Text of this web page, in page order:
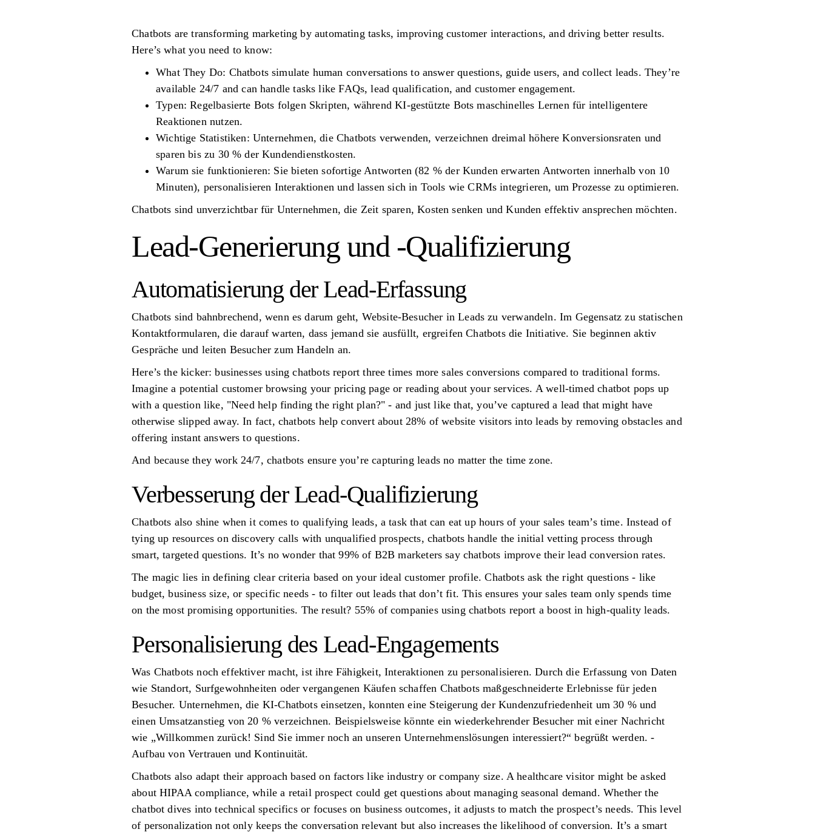
Chatbots are transforming marketing by automating tasks, improving customer interactions, and driving better results.
Here’s what you need to know:
What They Do: Chatbots simulate human conversations to answer questions, guide users, and collect leads. They’re
available 24/7 and can handle tasks like FAQs, lead qualification, and customer engagement.
Typen: Regelbasierte Bots folgen Skripten, während KI-gestützte Bots maschinelles Lernen für intelligentere
Reaktionen nutzen.
Wichtige Statistiken: Unternehmen, die Chatbots verwenden, verzeichnen dreimal höhere Konversionsraten und
sparen bis zu 30 % der Kundendienstkosten.
Warum sie funktionieren: Sie bieten sofortige Antworten (82 % der Kunden erwarten Antworten innerhalb von 10
Minuten), personalisieren Interaktionen und lassen sich in Tools wie CRMs integrieren, um Prozesse zu optimieren.
Chatbots sind unverzichtbar für Unternehmen, die Zeit sparen, Kosten senken und Kunden effektiv ansprechen möchten.
Lead-Generierung und -Qualifizierung
Automatisierung der Lead-Erfassung
Chatbots sind bahnbrechend, wenn es darum geht, Website-Besucher in Leads zu verwandeln. Im Gegensatz zu statischen
Kontaktformularen, die darauf warten, dass jemand sie ausfüllt, ergreifen Chatbots die Initiative. Sie beginnen aktiv
Gespräche und leiten Besucher zum Handeln an.
Here’s the kicker: businesses using chatbots report three times more sales conversions compared to traditional forms.
Imagine a potential customer browsing your pricing page or reading about your services. A well-timed chatbot pops up
with a question like, "Need help finding the right plan?" - and just like that, you’ve captured a lead that might have
otherwise slipped away. In fact, chatbots help convert about 28% of website visitors into leads by removing obstacles and
offering instant answers to questions.
And because they work 24/7, chatbots ensure you’re capturing leads no matter the time zone.
Verbesserung der Lead-Qualifizierung
Chatbots also shine when it comes to qualifying leads, a task that can eat up hours of your sales team’s time. Instead of
tying up resources on discovery calls with unqualified prospects, chatbots handle the initial vetting process through
smart, targeted questions. It’s no wonder that 99% of B2B marketers say chatbots improve their lead conversion rates.
The magic lies in defining clear criteria based on your ideal customer profile. Chatbots ask the right questions - like
budget, business size, or specific needs - to filter out leads that don’t fit. This ensures your sales team only spends time
on the most promising opportunities. The result? 55% of companies using chatbots report a boost in high-quality leads.
Personalisierung des Lead-Engagements
Was Chatbots noch effektiver macht, ist ihre Fähigkeit, Interaktionen zu personalisieren. Durch die Erfassung von Daten
wie Standort, Surfgewohnheiten oder vergangenen Käufen schaffen Chatbots maßgeschneiderte Erlebnisse für jeden
Besucher. Unternehmen, die KI-Chatbots einsetzen, konnten eine Steigerung der Kundenzufriedenheit um 30 % und
einen Umsatzanstieg von 20 % verzeichnen. Beispielsweise könnte ein wiederkehrender Besucher mit einer Nachricht
wie „Willkommen zurück! Sind Sie immer noch an unseren Unternehmenslösungen interessiert?“ begrüßt werden. -
Aufbau von Vertrauen und Kontinuität.
Chatbots also adapt their approach based on factors like industry or company size. A healthcare visitor might be asked
about HIPAA compliance, while a retail prospect could get questions about managing seasonal demand. Whether the
chatbot dives into technical specifics or focuses on business outcomes, it adjusts to match the prospect’s needs. This level
of personalization not only keeps the conversation relevant but also increases the likelihood of conversion. It’s a smart